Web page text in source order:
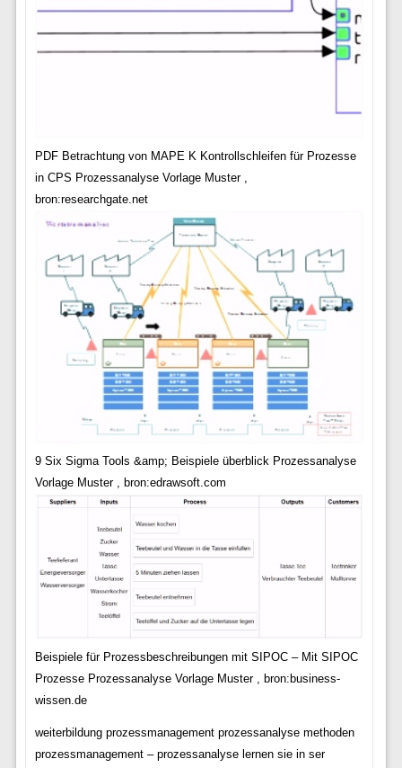
PDF Betrachtung von MAPE K Kontrollschleifen für Prozesse
in CPS Prozessanalyse Vorlage Muster ,
bron:researchgate.net
9 Six Sigma Tools &amp; Beispiele überblick Prozessanalyse
Vorlage Muster , bron:edrawsoft.com
Beispiele für Prozessbeschreibungen mit SIPOC – Mit SIPOC
Prozesse Prozessanalyse Vorlage Muster , bron:business-
wissen.de
weiterbildung prozessmanagement prozessanalyse methoden
prozessmanagement – prozessanalyse lernen sie in ser